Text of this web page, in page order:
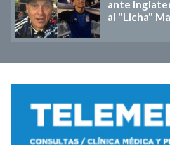
ante
al "Licha"